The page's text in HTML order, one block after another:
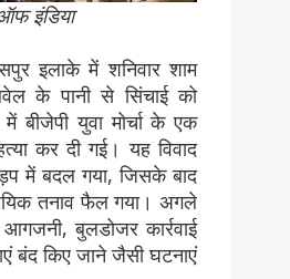
इंडिया
इलाके में शनिवार शाम
के पानी से सिंचाई को
बीजेपी युवा मोर्चा के एक
कर दी गई। यह विवाद
में बदल गया, जिसके बाद
तनाव फैल गया। अगले
बुलडोजर कार्रवाई
बंद किए जाने जैसी घटनाएं